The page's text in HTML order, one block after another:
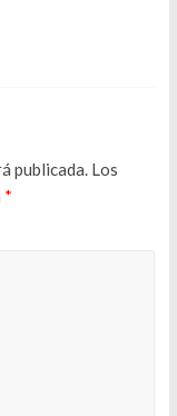
publicada. Los
*